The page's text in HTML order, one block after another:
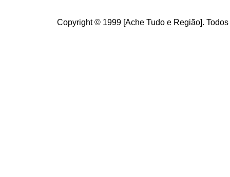
Copyright © 1999 [Ache Tudo e Região].